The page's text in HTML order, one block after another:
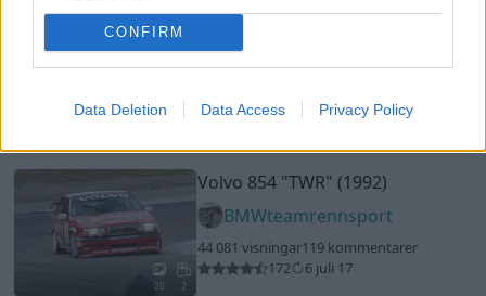
CONFIRM
Data Deletion Data Access Privacy Policy
interior"
137 858 visningar
809 kommentarer
20 2
Volvo 854 "TWR" (1992)
BMWteamrennsport
44 081 visningar119 kommentarer
172
6 juli 17